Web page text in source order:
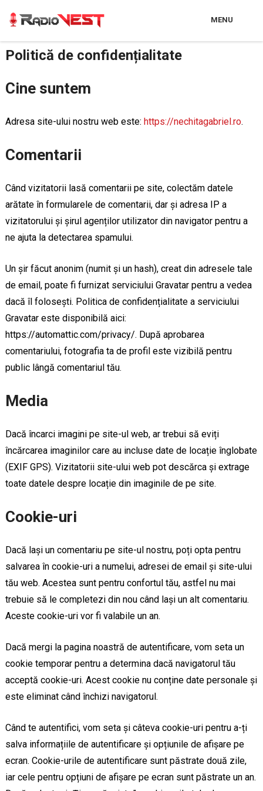
MENU
Politică de confidențialitate
Cine suntem
Adresa site-ului nostru web este: https://nechitagabriel.ro.
Comentarii
Când vizitatorii lasă comentarii pe site, colectăm datele
arătate în formularele de comentarii, dar și adresa IP a
vizitatorului și șirul agenților utilizator din navigator pentru a
ne ajuta la detectarea spamului.
Un șir făcut anonim (numit și un hash), creat din adresele tale
de email, poate fi furnizat serviciului Gravatar pentru a vedea
dacă îl folosești. Politica de confidențialitate a serviciului
Gravatar este disponibilă aici:
https://automattic.com/privacy/. După aprobarea
comentariului, fotografia ta de profil este vizibilă pentru
public lângă comentariul tău.
Media
Dacă încarci imagini pe site-ul web, ar trebui să eviți
încărcarea imaginilor care au incluse date de locație înglobate
(EXIF GPS). Vizitatorii site-ului web pot descărca și extrage
toate datele despre locație din imaginile de pe site.
Cookie-uri
Dacă lași un comentariu pe site-ul nostru, poți opta pentru
salvarea în cookie-uri a numelui, adresei de email și site-ului
tău web. Acestea sunt pentru confortul tău, astfel nu mai
trebuie să le completezi din nou când lași un alt comentariu.
Aceste cookie-uri vor fi valabile un an.
Dacă mergi la pagina noastră de autentificare, vom seta un
cookie temporar pentru a determina dacă navigatorul tău
acceptă cookie-uri. Acest cookie nu conține date personale și
este eliminat când închizi navigatorul.
Când te autentifici, vom seta și câteva cookie-uri pentru a-ți
salva informațiile de autentificare și opțiunile de afișare pe
ecran. Cookie-urile de autentificare sunt păstrate două zile,
iar cele pentru opțiuni de afișare pe ecran sunt păstrate un an.